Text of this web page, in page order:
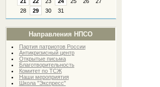
28
29 30 31
Направления НПСО
Партия патриотов России
Антикризисный центр
Открытые письма
Благотворительность
Комитет по ТСЖ
Наши мероприятия
Школа "Экспресс"